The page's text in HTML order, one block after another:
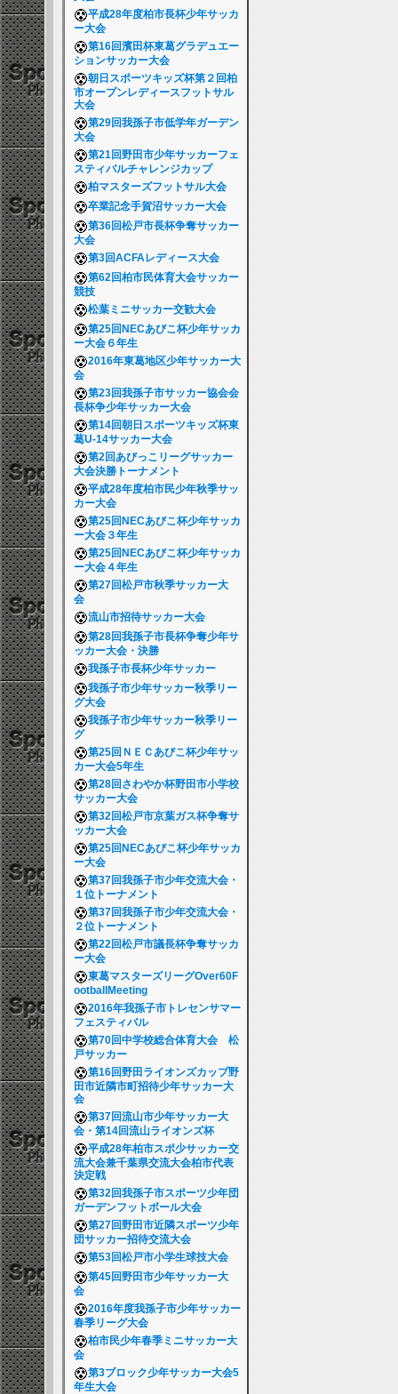
平成28年度柏市長杯少年サッカ
ー大会
第16回濱田杯東葛グラデュエー
ションサッカー大会
朝日スポーツキッズ杯第２回柏
市オープンレディースフットサル
大会
第29回我孫子市低学年ガーデン
大会
第21回野田市少年サッカーフェ
スティバルチャレンジカップ
柏マスターズフットサル大会
卒業記念手賀沼サッカー大会
第36回松戸市長杯争奪サッカー
大会
第3回ACFAレディース大会
第62回柏市民体育大会サッカー
競技
松葉ミニサッカー交歓大会
第25回NECあびこ杯少年サッカ
ー大会６年生
2016年東葛地区少年サッカー大
会
第23回我孫子市サッカー協会会
長杯争少年サッカー大会
第14回朝日スポーツキッズ杯東
葛U-14サッカー大会
第2回あびっこリーグサッカー
大会決勝トーナメント
平成28年度柏市民少年秋季サッ
カー大会
第25回NECあびこ杯少年サッカ
ー大会３年生
第25回NECあびこ杯少年サッカ
ー大会４年生
第27回松戸市秋季サッカー大
会
流山市招待サッカー大会
第28回我孫子市長杯争奪少年サ
ッカー大会・決勝
我孫子市長杯少年サッカー
我孫子市少年サッカー秋季リー
グ大会
我孫子市少年サッカー秋季リー
グ
第25回ＮＥＣあびこ杯少年サッ
カー大会5年生
第28回さわやか杯野田市小学校
サッカー大会
第32回松戸市京葉ガス杯争奪サ
ッカー大会
第25回NECあびこ杯少年サッカ
ー大会
第37回我孫子市少年交流大会・
１位トーナメント
第37回我孫子市少年交流大会・
２位トーナメント
第22回松戸市議長杯争奪サッカ
ー大会
東葛マスターズリーグOver60F
ootballMeeting
2016年我孫子市トレセンサマー
フェスティバル
第70回中学校総合体育大会 松
戸サッカー
第16回野田ライオンズカップ野
田市近隣市町招待少年サッカー大
会
第37回流山市少年サッカー大
会・第14回流山ライオンズ杯
平成28年柏市スポ少サッカー交
流大会兼千葉県交流大会柏市代表
決定戦
第32回我孫子市スポーツ少年団
ガーデンフットボール大会
第27回野田市近隣スポーツ少年
団サッカー招待交流大会
第53回松戸市小学生球技大会
第45回野田市少年サッカー大
会
2016年度我孫子市少年サッカー
春季リーグ大会
柏市民少年春季ミニサッカー大
会
第3ブロック少年サッカー大会5
年生大会